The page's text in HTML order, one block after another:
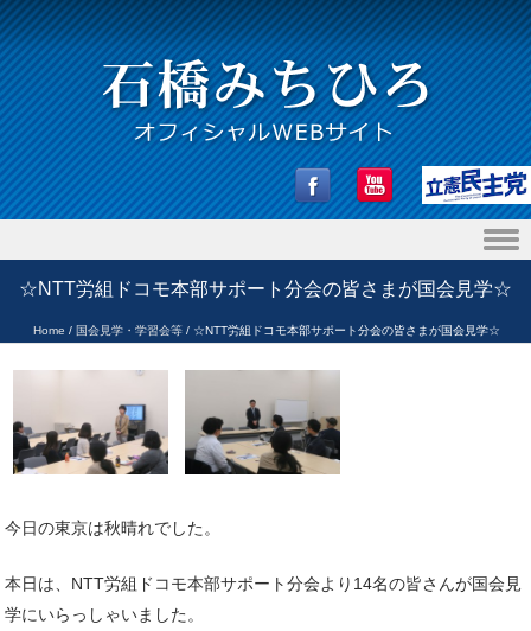
Skip to content
☆NTT労組ドコモ本部サポート分会の皆さまが国会見学☆
Home / 国会見学・学習会等/ ☆NTT労組ドコモ本部サポート分会の皆さまが国会見学☆
今日の東京は秋晴れでした。
本日は、NTT労組ドコモ本部サポート分会より14名の皆さんが国会見
学にいらっしゃいました。